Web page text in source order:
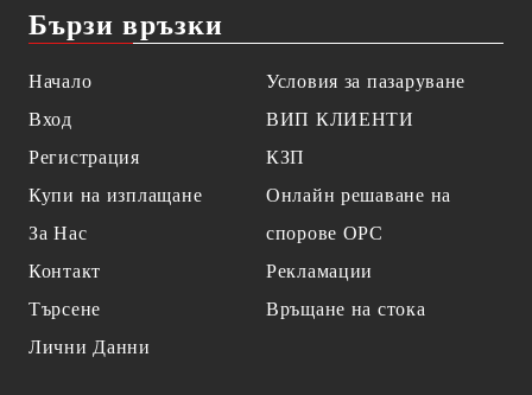
Бързи връзки
Начало
Вход
Регистрация
Купи на изплащане
За Нас
Контакт
Търсене
Лични Данни
Условия за пазаруване
ВИП КЛИЕНТИ
КЗП
Онлайн решаване на
спорове OPC
Рекламации
Връщане на стока